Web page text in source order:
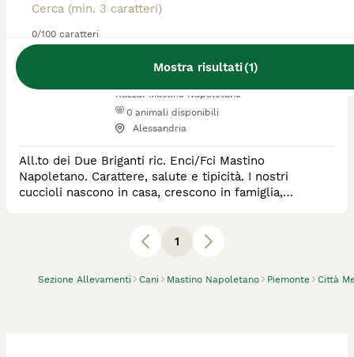
0/100 caratteri
Mostra risultati(1)
Sezione Allevamenti Cani Mastino Napoletano Piemonte Città
Allevatore Con Affisso
Razza: Mastino Napoletano
0 animali disponibili
Alessandria
All.to dei Due Briganti ric. Enci/Fci Mastino
Napoletano. Carattere, salute e tipicità. I nostri
cuccioli nascono in casa, crescono in famiglia,
1